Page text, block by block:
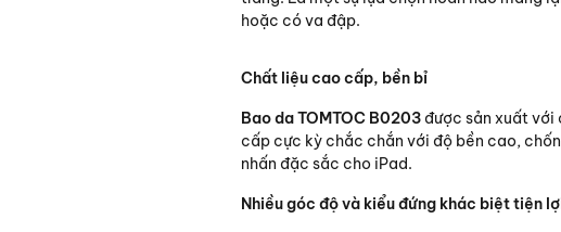
hoặc có va đập.
Chất liệu cao cấp, bền bỉ
Bao da TOMTOC B0203 được sản xuất với
cấp cực kỳ chắc chắn với độ bền cao,
nhấn đặc sắc cho iPad.
Nhiều góc độ và kiểu đứng khác biệt tiện